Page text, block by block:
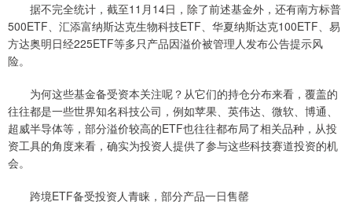
据不完全统计，截至11月14日，除了前述基金外，还有南方标普
500ETF、汇添富纳斯达克生物科技ETF、华夏纳斯达克100ETF、易
方达奥明日经225ETF等多只产品因溢价被管理人发布公告提示风
险。
为何这些基金备受资本关注呢？从它们的持仓分布来看，覆盖的
往往都是一些世界知名科技公司，例如苹果、英伟达、微软、博通、
超威半导体等，部分溢价较高的ETF也往往都布局了相关品种，从投
资工具的角度来看，确实为投资人提供了参与这些科技赛道投资的机
会。
跨境ETF备受投资人青睐，部分产品一日售罄